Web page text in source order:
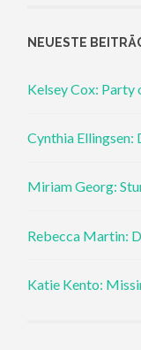
NEUESTE
Kelsey Cox: Party
Cynthia Ellingsen:
Miriam Georg:
Rebecca Martin:
Katie Kento: